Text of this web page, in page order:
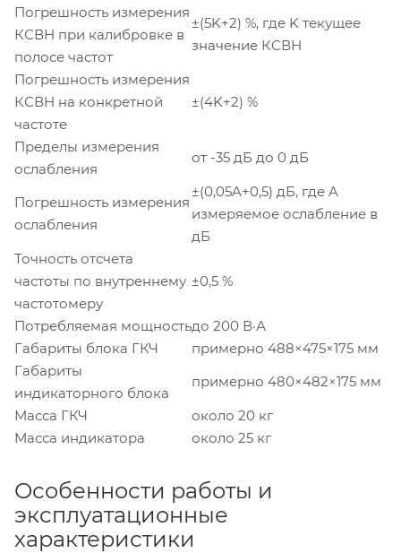
Погрешность измерения
КСВН при калибровке в
полосе частот
±(5K+2) %, где K текущее
значение КСВН
Погрешность измерения
КСВН на конкретной
частоте
±(4K+2) %
Пределы измерения
ослабления
от -35 дБ до 0 дБ
Погрешность измерения
ослабления
±(0,05A+0,5) дБ, где A
измеряемое ослабление в
дБ
Точность отсчета
частоты по внутреннему
частотомеру
±0,5 %
Потребляемая мощностьдо 200 В·А
Габариты блока ГКЧ
примерно 488×475×175 мм
Габариты
индикаторного блока
примерно 480×482×175 мм
Масса ГКЧ
около 20 кг
Масса индикатора
около 25 кг
Особенности работы и
эксплуатационные
характеристики